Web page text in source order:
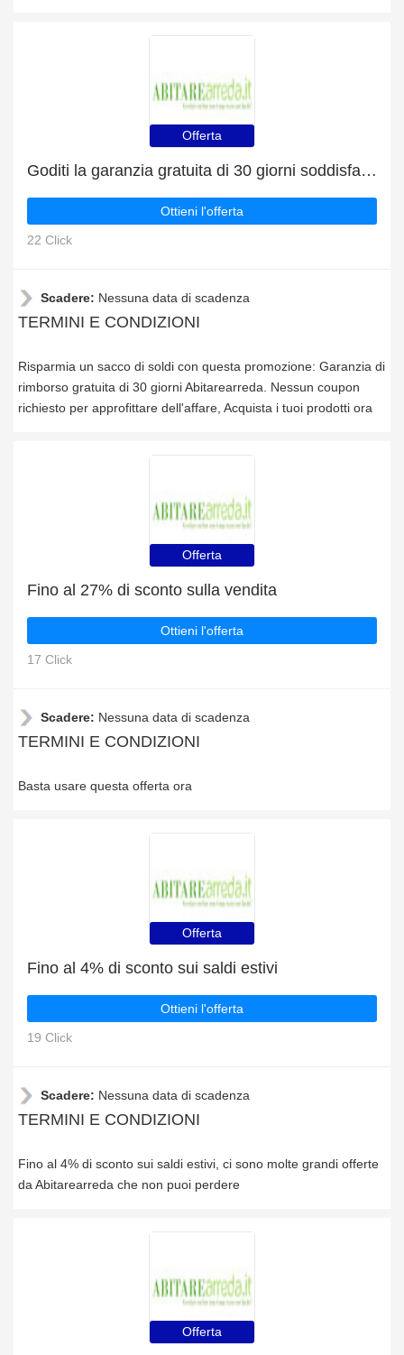
Offerta
Goditi la garanzia gratuita di 30 giorni soddisfatti o rimborsati
Ottieni l'offerta
22 Click
Scadere: Nessuna data di scadenza
TERMINI E CONDIZIONI
Risparmia un sacco di soldi con questa promozione: Garanzia di
rimborso gratuita di 30 giorni Abitarearreda. Nessun coupon
richiesto per approfittare dell'affare, Acquista i tuoi prodotti ora
Offerta
Fino al 27% di sconto sulla vendita
Ottieni l'offerta
17 Click
Scadere: Nessuna data di scadenza
TERMINI E CONDIZIONI
Basta usare questa offerta ora
Offerta
Fino al 4% di sconto sui saldi estivi
Ottieni l'offerta
19 Click
Scadere: Nessuna data di scadenza
TERMINI E CONDIZIONI
Fino al 4% di sconto sui saldi estivi, ci sono molte grandi offerte
da Abitarearreda che non puoi perdere
Offerta